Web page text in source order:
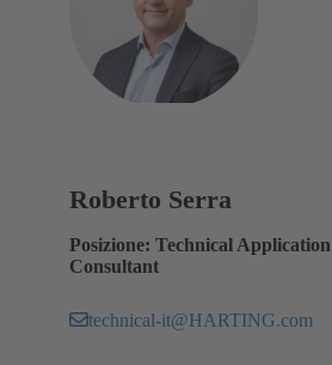
Roberto Serra
Posizione: Technical Application
Consultant
technical-it@HARTING.com